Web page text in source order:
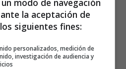
modo de navegación
la aceptación de
siguientes fines:
personalizados, medición de
investigación de audiencia y